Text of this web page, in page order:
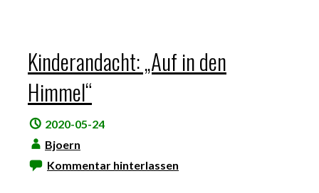
Kinderandacht: „Auf in den
Himmel“
2020-05-24
Bjoern
Kommentar hinterlassen